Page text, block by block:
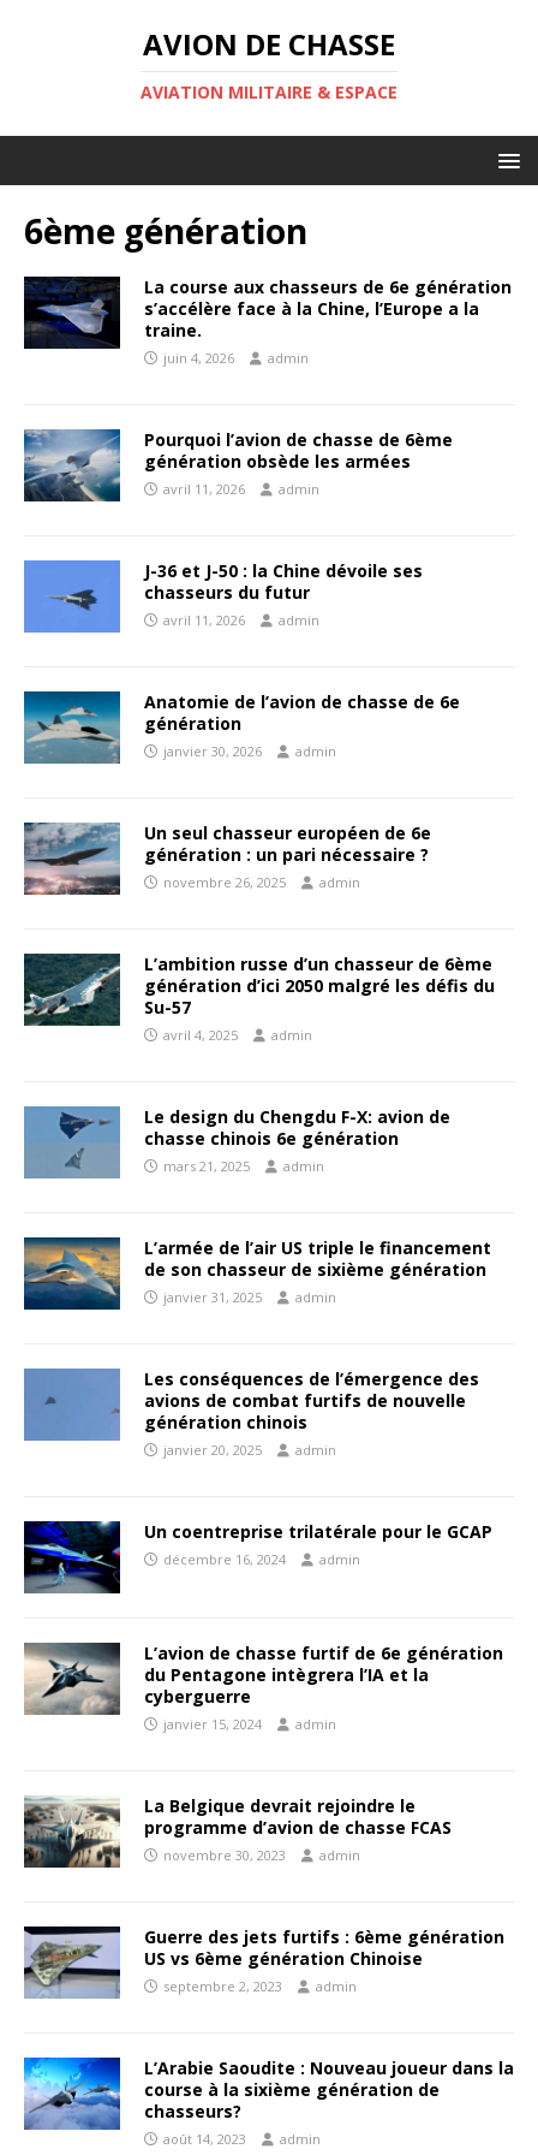
AVION DE CHASSE
AVIATION MILITAIRE & ESPACE
6ème génération
La course aux chasseurs de 6e génération
s’accélère face à la Chine, l’Europe a la
traine.
juin 4, 2026 admin
Pourquoi l’avion de chasse de 6ème
génération obsède les armées
avril 11, 2026 admin
J-36 et J-50 : la Chine dévoile ses
chasseurs du futur
avril 11, 2026 admin
Anatomie de l’avion de chasse de 6e
génération
janvier 30, 2026 admin
Un seul chasseur européen de 6e
génération : un pari nécessaire ?
novembre 26, 2025 admin
L’ambition russe d’un chasseur de 6ème
génération d’ici 2050 malgré les défis du
Su-57
avril 4, 2025 admin
Le design du Chengdu F-X: avion de
chasse chinois 6e génération
mars 21, 2025 admin
L’armée de l’air US triple le financement
de son chasseur de sixième génération
janvier 31, 2025 admin
Les conséquences de l’émergence des
avions de combat furtifs de nouvelle
génération chinois
janvier 20, 2025 admin
Un coentreprise trilatérale pour le GCAP
décembre 16, 2024 admin
L’avion de chasse furtif de 6e génération
du Pentagone intègrera l’IA et la
cyberguerre
janvier 15, 2024 admin
La Belgique devrait rejoindre le
programme d’avion de chasse FCAS
novembre 30, 2023 admin
Guerre des jets furtifs : 6ème génération
US vs 6ème génération Chinoise
septembre 2, 2023 admin
L’Arabie Saoudite : Nouveau joueur dans la
course à la sixième génération de
chasseurs?
août 14, 2023 admin